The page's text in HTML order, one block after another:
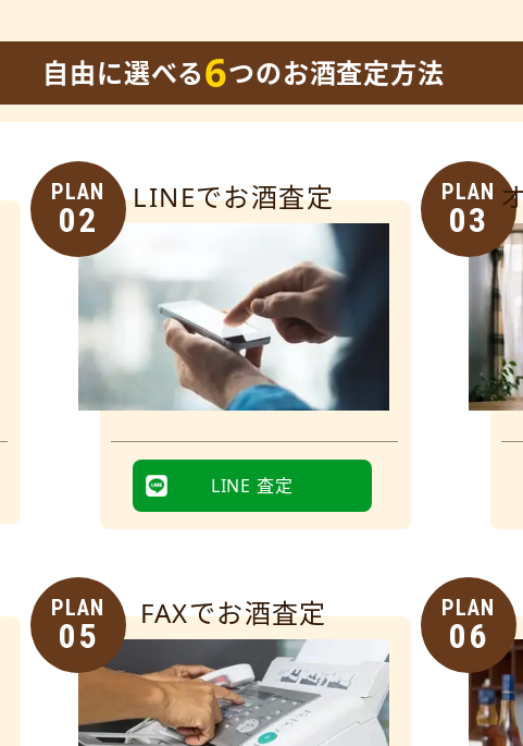
自由に選べる6つのお酒査定方法
PLAN
02
LINEでお酒査定
LINE 査定
PLAN
03
PLAN
05
FAXでお酒査定 PLAN
06